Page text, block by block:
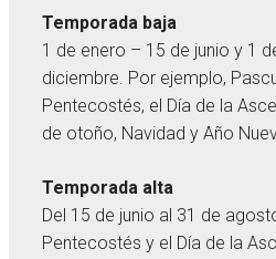
Temporada baja
1 de enero – 15 de junio y 1
diciembre. Por ejemplo,
Pentecostés, el Día de la
de otoño, Navidad y Año
Temporada alta
Del 15 de junio al 31 de
Pentecostés y el Día de la